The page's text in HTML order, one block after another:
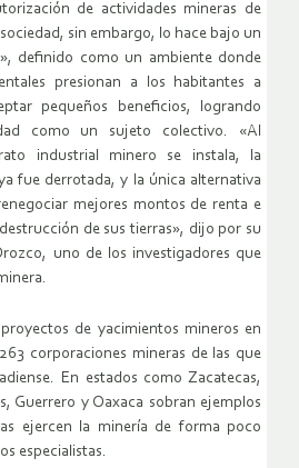
de actividades mineras de
sin embargo, lo hace bajo un
definido como un ambiente donde
presionan a los habitantes a
pequeños beneficios, logrando
como un sujeto colectivo. «Al
industrial minero se instala, la
fue derrotada, y la única alternativa
mejores montos de renta e
de sus tierras», dijo por su
uno de los investigadores que
de yacimientos mineros en
corporaciones mineras de las que
En estados como Zacatecas,
Guerrero y Oaxaca sobran ejemplos
ejercen la minería de forma poco
especialistas.